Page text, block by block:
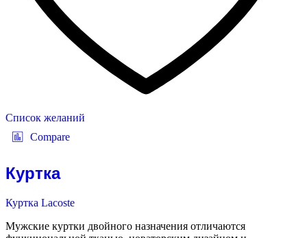
Список желаний
Compare
Куртка
Куртка Lacoste
Мужские куртки двойного назначения отличаются